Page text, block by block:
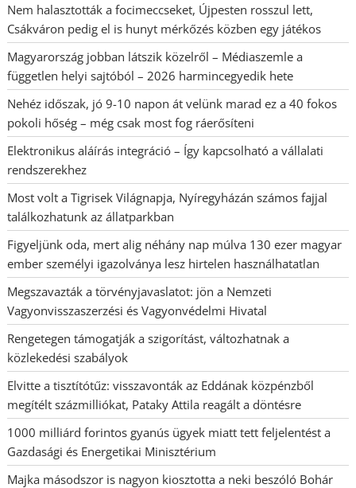
Nem halasztották a focimeccseket, Újpesten rosszul lett,
Csákváron pedig el is hunyt mérkőzés közben egy játékos
Magyarország jobban látszik közelről – Médiaszemle a
független helyi sajtóból – 2026 harmincegyedik hete
Nehéz időszak, jó 9-10 napon át velünk marad ez a 40 fokos
pokoli hőség – még csak most fog ráerősíteni
Elektronikus aláírás integráció – Így kapcsolható a vállalati
rendszerekhez
Most volt a Tigrisek Világnapja, Nyíregyházán számos fajjal
találkozhatunk az állatparkban
Figyeljünk oda, mert alig néhány nap múlva 130 ezer magyar
ember személyi igazolványa lesz hirtelen használhatatlan
Megszavazták a törvényjavaslatot: jön a Nemzeti
Vagyonvisszaszerzési és Vagyonvédelmi Hivatal
Rengetegen támogatják a szigorítást, változhatnak a
közlekedési szabályok
Elvitte a tisztítótűz: visszavonták az Eddának közpénzből
megítélt százmilliókat, Pataky Attila reagált a döntésre
1000 milliárd forintos gyanús ügyek miatt tett feljelentést a
Gazdasági és Energetikai Minisztérium
Majka másodszor is nagyon kiosztotta a neki beszóló Bohár